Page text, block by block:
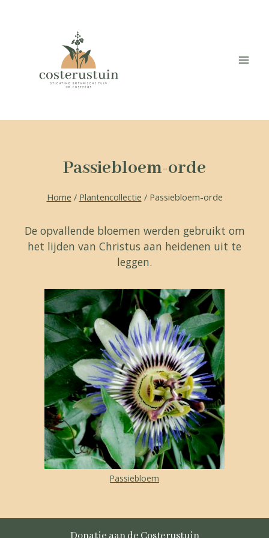
Passiebloem-orde
Home / Plantencollectie / Passiebloem-orde
De opvallende bloemen werden gebruikt om
het lijden van Christus aan heidenen uit te
leggen.
Passiebloem